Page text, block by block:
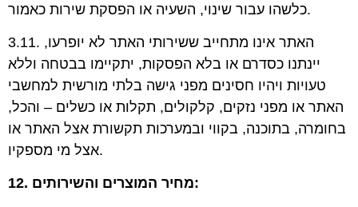
כלשהו עבור שינוי, השעיה או הפסקת שירות כאמור.
3.11. האתר אינו מתחייב ששירותי האתר לא יופרעו,
יינתנו כסדרם או בלא הפסקות, יתקיימו בבטחה וללא
טעויות ויהיו חסינים מפני גישה בלתי מורשית למחשבי
האתר או מפני נזקים, קלקולים, תקלות או כשלים – והכל,
בחומרה, בתוכנה, בקווי ובמערכות תקשורת אצל האתר או
אצל מי מספקיו.
12. מחיר המוצרים והשירותים: